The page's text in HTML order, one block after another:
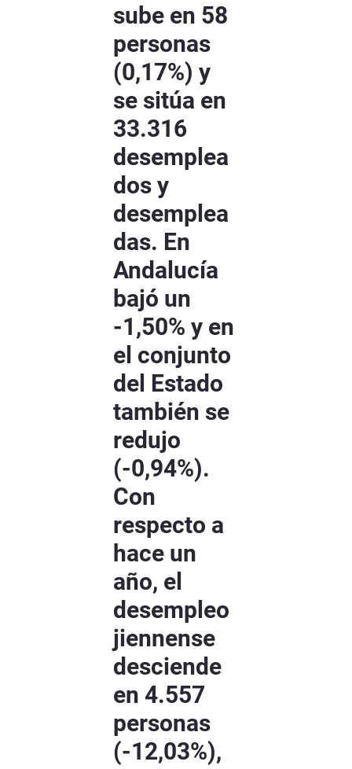
sube en 58
personas
(0,17%) y
se sitúa en
33.316
desemplea
dos y
desemplea
das. En
Andalucía
bajó un
-1,50% y en
el conjunto
del Estado
también se
redujo
(-0,94%).
Con
respecto a
hace un
año, el
desempleo
jiennense
desciende
en 4.557
personas
(-12,03%),